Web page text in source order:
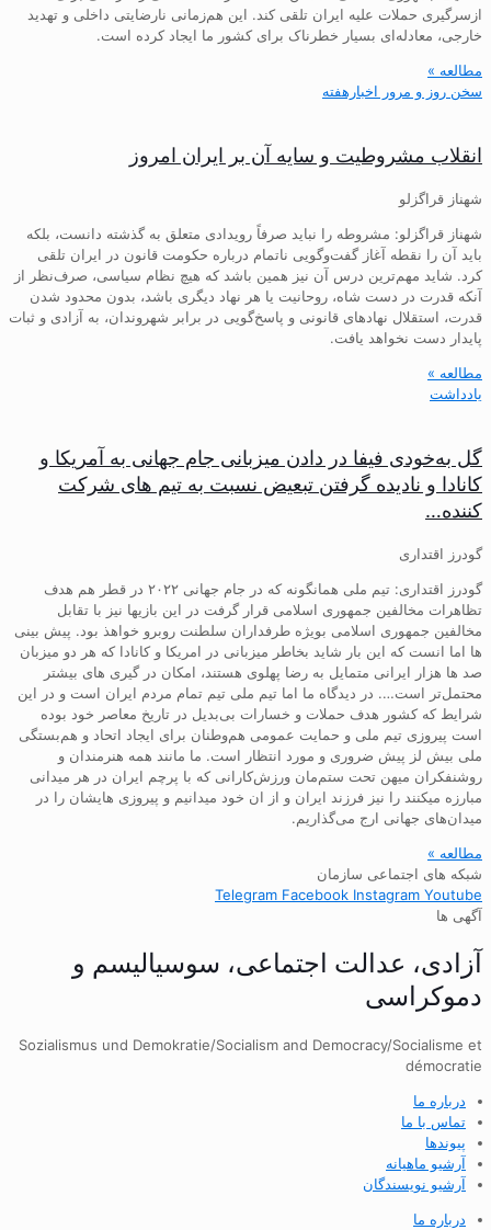
ازسرگیری حملات علیه ایران تلقی کند. این هم‌زمانی نارضایتی داخلی و تهدید
خارجی، معادله‌ای بسیار خطرناک برای کشور ما ایجاد کرده است.
مطالعه »
سخن روز و مرور اخبارهفته
انقلاب مشروطیت و سایه آن بر ایران امروز
شهناز قراگزلو
شهناز قراگزلو: مشروطه را نباید صرفاً رویدادی متعلق به گذشته دانست، بلکه
باید آن را نقطه آغاز گفت‌وگویی ناتمام درباره حکومت قانون در ایران تلقی
کرد. شاید مهم‌ترین درس آن نیز همین باشد که هیچ نظام سیاسی، صرف‌نظر از
آنکه قدرت در دست شاه، روحانیت یا هر نهاد دیگری باشد، بدون محدود شدن
قدرت، استقلال نهادهای قانونی و پاسخ‌گویی در برابر شهروندان، به آزادی و ثبات
پایدار دست نخواهد یافت.
مطالعه »
یادداشت
گل به‌خودی فیفا در دادن میزبانی جام جهانی به آمریکا و
کانادا و نادیده گرفتن تبعیض نسبت به تیم های شرکت
کننده…
گودرز اقتداری
گودرز اقتداری: تیم ملی همانگونه که در جام جهانی ۲۰۲۲ در قطر هم هدف
تظاهرات مخالفین جمهوری اسلامی قرار گرفت در این بازیها نیز با تقابل
مخالفین جمهوری اسلامی بویژه طرفداران سلطنت روبرو خواهذ بود. پیش بینی
ها اما انست که این بار شاید بخاطر میزبانی در امریکا و کانادا که هر دو میزبان
صد ها هزار ایرانی متمایل به رضا پهلوی هستند، امکان در گیری های بیشتر
محتمل‌تر است…. در دیدگاه ما اما تیم ملی تیم تمام مردم ایران است و در این
شرایط که کشور هدف حملات و خسارات بی‌بدیل در تاریخ معاصر خود بوده
است پیروزی تیم ملی و حمایت عمومی هم‌وطنان برای ایجاد اتحاد و هم‌بستگی
ملی بیش لز پیش ضروری و مورد انتظار است. ما مانند همه هنرمندان و
روشنفکران میهن تحت ستم‌مان ورزش‌کارانی که با پرچم ایران در هر میدانی
مبارزه میکنند را نیز فرزند ایران و از ان خود میدانیم و پیروزی هایشان را در
میدان‌های جهانی ارج می‌گذاریم.
مطالعه »
شبکه های اجتماعی سازمان
Telegram Facebook Instagram Youtube
آگهی ها
آزادی، عدالت اجتماعی، سوسیالیسم و
دموکراسی
Sozialismus und Demokratie/Socialism and Democracy/Socialisme et
démocratie
درباره ما
تماس با ما
پیوندها
آرشیو ماهیانه
آرشیو نویسندگان
درباره ما